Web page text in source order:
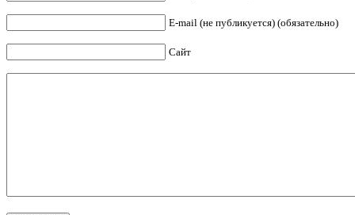
E-mail (не публикуется) (обязательно)
Сайт